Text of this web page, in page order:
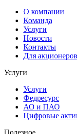
О компании
Команда
Услуги
Новости
Контакты
Для акционеров
Услуги
Услуги
Федресурс
АО и ПАО
Цифровые